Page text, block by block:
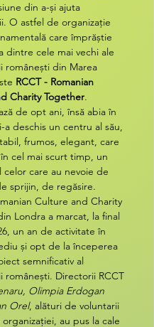
din a-și ajuta
O astfel de organizație
care împrăștie
dintre cele mai vechi ale
românești din Marea
RCCT - Romanian
Charity Together.
de opt ani, însă abia în
a deschis un centru al său,
frumos, elegant, care
cel mai scurt timp, un
celor care au nevoie de
sprijin, de regăsire.
Culture and Charity
Londra a marcat, la final
un an de activitate în
și opt de la începerea
semnificativ al
românești. Directorii RCCT
Olimpia Erdogan
Orel, alături de voluntarii
au pus la cale